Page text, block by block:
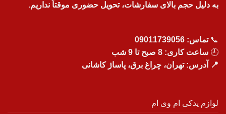
به دلیل حجم بالای سفارشات، تحویل حضوری موقتاً نداریم.
📞تماس: 09011739056
🕘 ساعت کاری: 8 صبح تا 9 شب
📍 آدرس: تهران، چراغ برق، پاساژ کاشانی
لوازم یدکی ام وی ام